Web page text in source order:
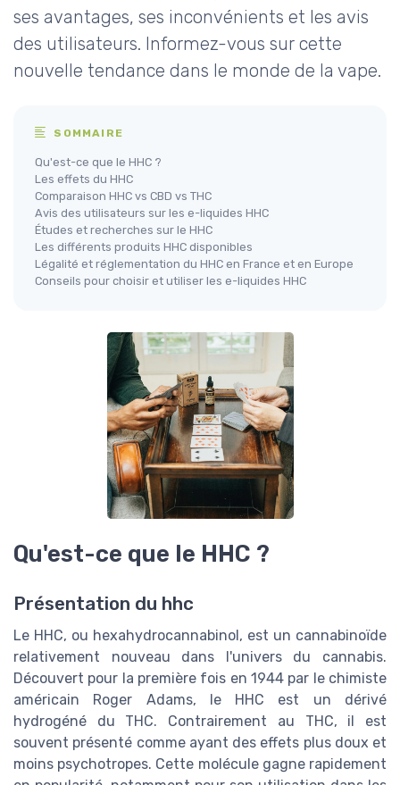
ses avantages, ses inconvénients et les avis
des utilisateurs. Informez-vous sur cette
nouvelle tendance dans le monde de la vape.
SOMMAIRE
Qu'est-ce que le HHC ?
Les effets du HHC
Comparaison HHC vs CBD vs THC
Avis des utilisateurs sur les e-liquides HHC
Études et recherches sur le HHC
Les différents produits HHC disponibles
Légalité et réglementation du HHC en France et en Europe
Conseils pour choisir et utiliser les e-liquides HHC
Qu'est-ce que le HHC ?
Présentation du hhc
Le HHC, ou hexahydrocannabinol, est un cannabinoïde
relativement nouveau dans l'univers du cannabis.
Découvert pour la première fois en 1944 par le chimiste
américain Roger Adams, le HHC est un dérivé
hydrogéné du THC. Contrairement au THC, il est
souvent présenté comme ayant des effets plus doux et
moins psychotropes. Cette molécule gagne rapidement